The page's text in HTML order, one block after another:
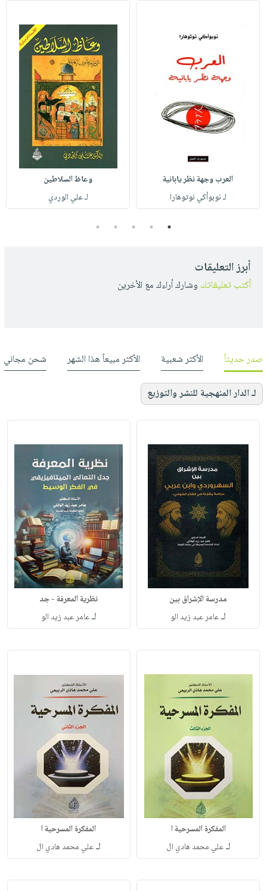
العرب وجهة نظر يابانية
لـ نوبوأكي نوتوهارا
وعاظ السلاطين
لـ علي الوردي
1
2
3
4
5
أبرز التعليقات
أكتب تعليقاتك وشارك أراءك مع الأخرين
صدر حديثاً الأكثر شعبية الأكثر مبيعاً هذا الشهر شحن مجاني
لـ الدار المنهجية للنشر والتوزيع
مدرسة الإشراق بين
لـعامر عبد زيد الو
نظرية المعرفة - جد
لـعامر عبد زيد الو
المفكرة المسرحية ا
لـعلي محمد هادي ال
المفكرة المسرحية ا
لـعلي محمد هادي ال